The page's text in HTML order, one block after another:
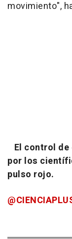
movimiento",
El control
por los
pulso rojo.